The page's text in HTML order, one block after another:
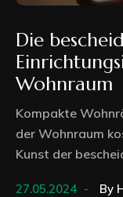
Die
Wohnraum
Kompakte
der Wohnraum
Kunst der
27.05.2024 By